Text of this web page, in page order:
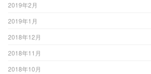
2019年2月
2019年1月
2018年12月
2018年11月
2018年10月